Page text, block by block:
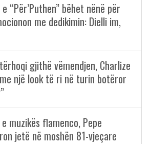
“Për’Puthen” bëhet nënë për
me dedikimin: Dielli im,
gjithë vëmendjen, Charlize
një look të ri në turin botëror
muzikës flamenco, Pepe
jetë në moshën 81-vjeçare